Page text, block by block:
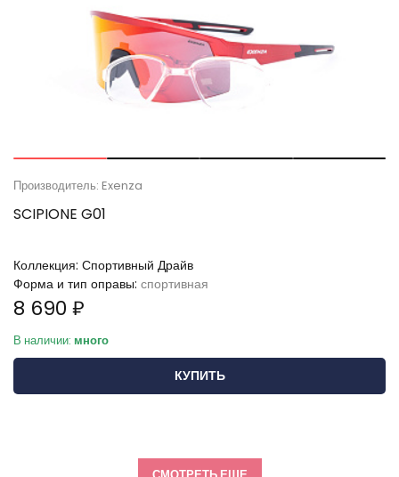
Производитель: Exenza
SCIPIONE G01
Коллекция: Спортивный Драйв
Форма и тип оправы: спортивная
8 690 ₽
В наличии: много
КУПИТЬ